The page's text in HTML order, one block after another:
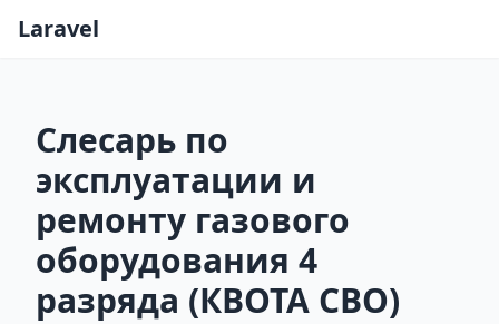
Laravel
Слесарь по
эксплуатации и
ремонту газового
оборудования 4
разряда (КВОТА СВО)